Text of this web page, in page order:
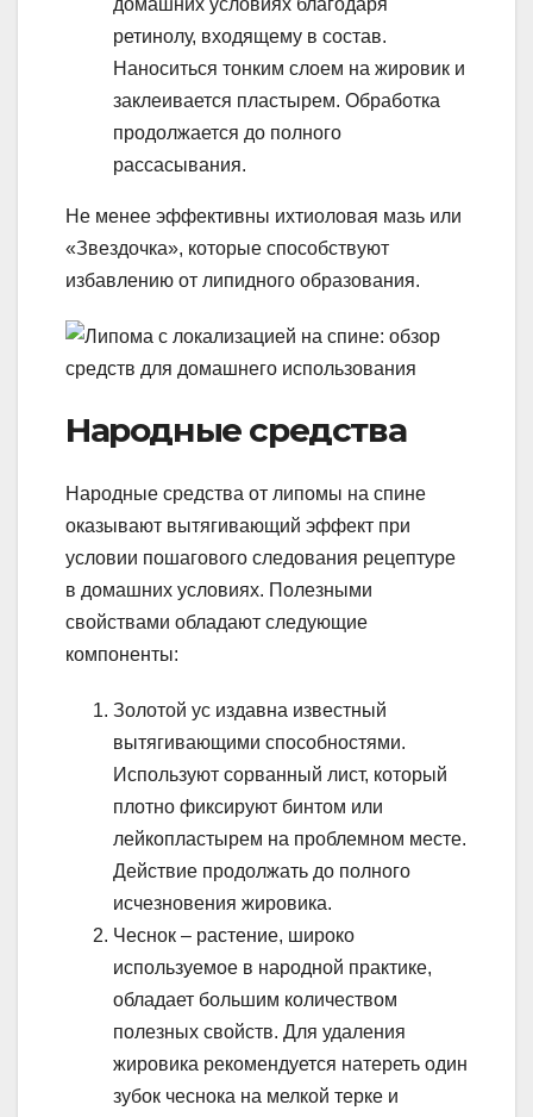
домашних условиях благодаря
ретинолу, входящему в состав.
Наноситься тонким слоем на жировик и
заклеивается пластырем. Обработка
продолжается до полного
рассасывания.
Не менее эффективны ихтиоловая мазь или
«Звездочка», которые способствуют
избавлению от липидного образования.
Народные средства
Народные средства от липомы на спине
оказывают вытягивающий эффект при
условии пошагового следования рецептуре
в домашних условиях. Полезными
свойствами обладают следующие
компоненты:
Золотой ус издавна известный
вытягивающими способностями.
Используют сорванный лист, который
плотно фиксируют бинтом или
лейкопластырем на проблемном месте.
Действие продолжать до полного
исчезновения жировика.
Чеснок – растение, широко
используемое в народной практике,
обладает большим количеством
полезных свойств. Для удаления
жировика рекомендуется натереть один
зубок чеснока на мелкой терке и